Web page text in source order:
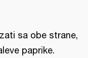
sa obe strane,
paprike.